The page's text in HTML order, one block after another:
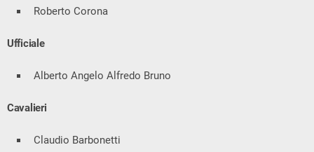
Roberto Corona
Ufficiale
Alberto Angelo Alfredo Bruno
Cavalieri
Claudio Barbonetti